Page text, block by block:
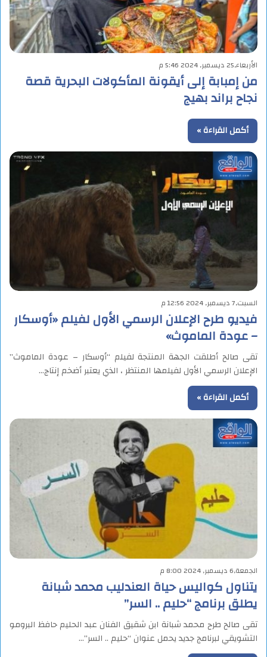
الأربعاء,25 ديسمبر, 2024 5:46 م
من إمبابة إلى أيقونة المأكولات البحرية قصة
نجاح براند بهيج
أكمل القراءة »
السبت,7 ديسمبر, 2024 12:56 م
فيديو طرح الإعلان الرسمي الأول لفيلم «أوسكار
– عودة الماموث»
تقى صالح أطلقت الجهة المنتجة لفيلم “أوسكار – عودة الماموث”
الإعلان الرسمي الأول لفيلمها المنتظر ، الذي يعتبر أضخم إنتاج…
أكمل القراءة »
الجمعة,6 ديسمبر, 2024 8:00 م
يتناول كواليس حياة العندليب محمد شبانة
يطلق برنامج “حليم .. السر”
تقى صالح طرح محمد شبانة ابن شقيق الفنان عبد الحليم حافظ البرومو
التشويقي لبرنامج جديد يحمل عنوان “حليم .. السر”…